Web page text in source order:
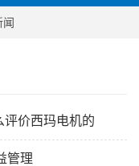
闻
价西玛电机的
管理